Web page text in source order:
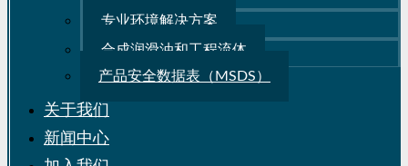
专业环境解决方案
合成润滑油和工程流体
产品安全数据表（MSDS）
关于我们
新闻中心